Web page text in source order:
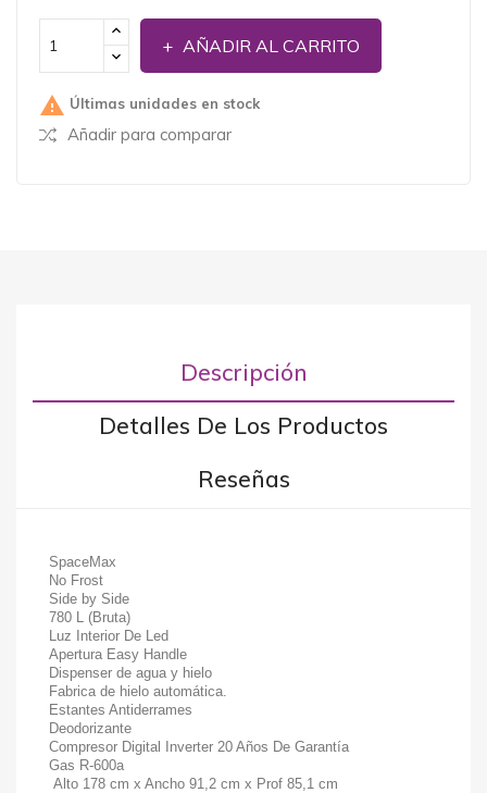
AÑADIR AL CARRITO
 Últimas unidades en stock
Añadir para comparar
Descripción
Detalles De Los Productos
Reseñas
SpaceMax
No Frost
Side by Side
780 L (Bruta)
Luz Interior De Led
Apertura Easy Handle
Dispenser de agua y hielo
Fabrica de hielo automática.
Estantes Antiderrames
Deodorizante
Compresor Digital Inverter 20 Años De Garantía
Gas R-600a
Alto 178 cm x Ancho 91,2 cm x Prof 85,1 cm